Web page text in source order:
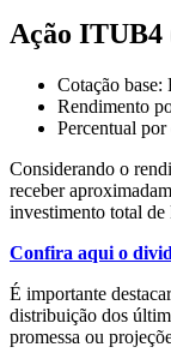
Ação
Cotação
Rendimento
Percentual
Considerando o
receber
investimento total
Confira aqui o
É importante
distribuição dos
promessa ou